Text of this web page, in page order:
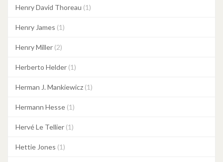
Henry David Thoreau (1)
Henry James (1)
Henry Miller (2)
Herberto Helder (1)
Herman J. Mankiewicz (1)
Hermann Hesse (1)
Hervé Le Tellier (1)
Hettie Jones (1)